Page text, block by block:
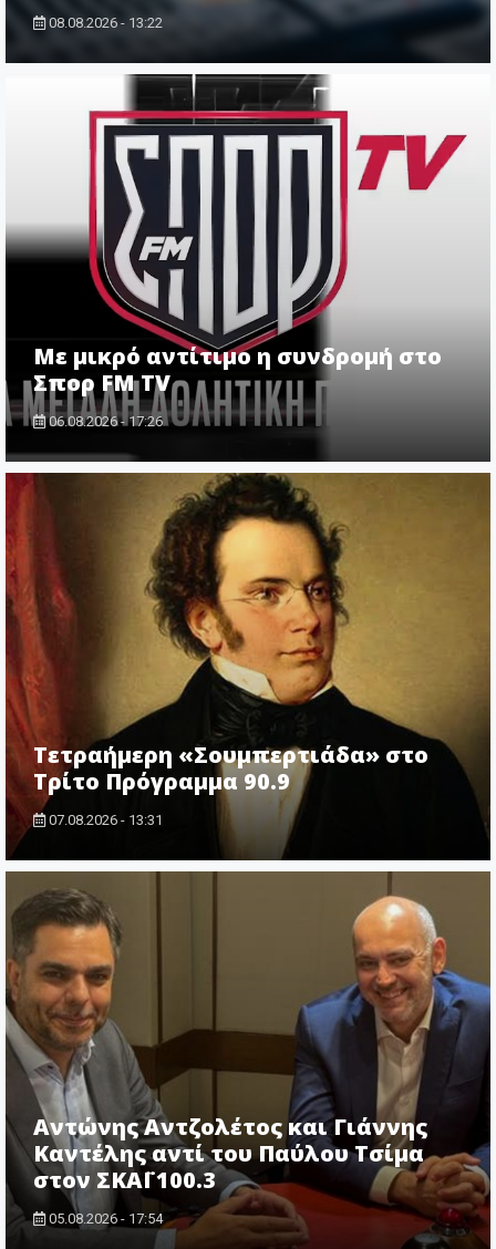
08.08.2026 - 13:22
Με μικρό αντίτιμο η συνδρομή στο
Σπορ FM TV
06.08.2026 - 17:26
Τετραήμερη «Σουμπερτιάδα» στο
Τρίτο Πρόγραμμα 90.9
07.08.2026 - 13:31
Αντώνης Αντζολέτος και Γιάννης
Καντέλης αντί του Παύλου Τσίμα
στον ΣΚΑΪ 100.3
05.08.2026 - 17:54